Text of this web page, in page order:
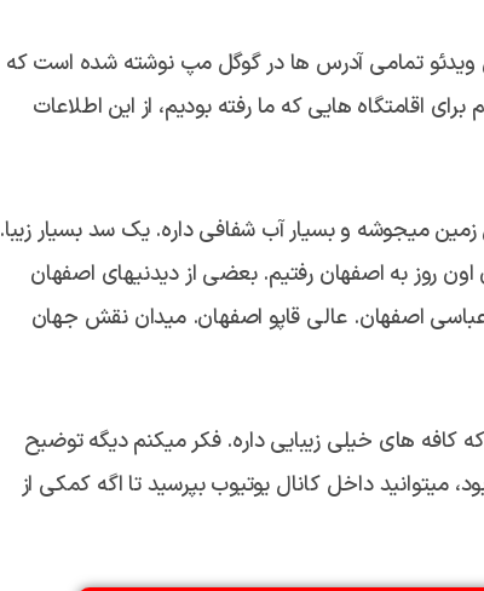
ویدئو تمامی آدرس ها در گوگل مپ نوشته شده است که
برای اقامتگاه هایی که ما رفته بودیم، از این اطلاعات
میجوشه و بسیار آب شفافی داره. یک سد بسیار زیبا.
روز به اصفهان رفتیم. بعضی از دیدنیهای اصفهان
اصفهان. عالی قاپو اصفهان. میدان نقش جهان
کافه های خیلی زیبایی داره. فکر میکنم دیگه توضیح
داخل کانال یوتیوب بپرسید تا اگه کمکی از